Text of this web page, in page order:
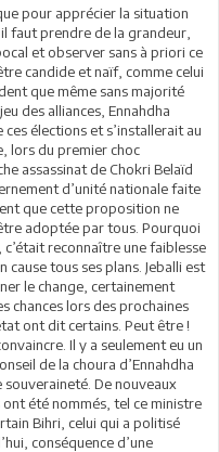
pour apprécier la situation
faut prendre de la grandeur,
et observer sans à priori ce
candide et naïf, comme celui
que même sans majorité
des alliances, Ennahdha
élections et s’installerait au
lors du premier choc
assassinat de Chokri Belaïd
d’unité nationale faite
que cette proposition ne
adoptée par tous. Pourquoi
c’était reconnaître une faiblesse
tous ses plans. Jeballi est
le change, certainement
chances lors des prochaines
ont dit certains. Peut être !
Il y a seulement eu un
de la choura d’Ennahdha
souveraineté. De nouveaux
été nommés, tel ce ministre
Bihri, celui qui a politisé
conséquence d’une